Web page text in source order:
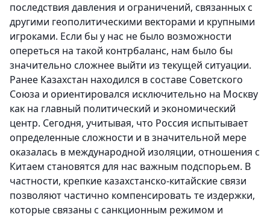
последствия давления и ограничений, связанных с
другими геополитическими векторами и крупными
игроками. Если бы у нас не было возможности
опереться на такой контрбаланс, нам было бы
значительно сложнее выйти из текущей ситуации.
Ранее Казахстан находился в составе Советского
Союза и ориентировался исключительно на Москву
как на главный политический и экономический
центр. Сегодня, учитывая, что Россия испытывает
определенные сложности и в значительной мере
оказалась в международной изоляции, отношения с
Китаем становятся для нас важным подспорьем. В
частности, крепкие казахстанско-китайские связи
позволяют частично компенсировать те издержки,
которые связаны с санкционным режимом и